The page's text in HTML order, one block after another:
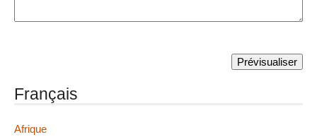
Français
Afrique